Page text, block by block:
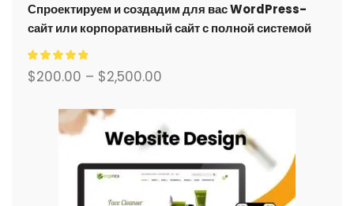
Спроектируем и создадим для вас WordPress-
сайт или корпоративный сайт с полной системой
электронной коммерции.
$200.00 – $2,500.00